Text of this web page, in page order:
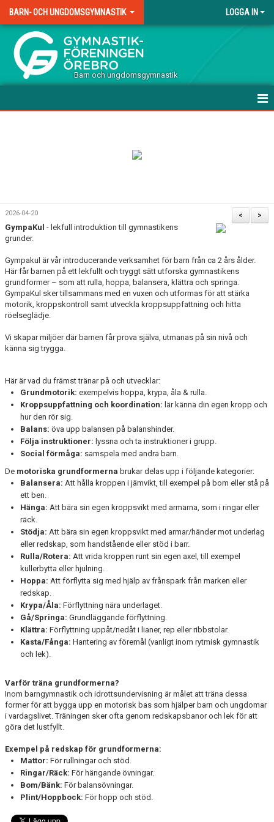
BARN- OCH UNGDOMSGYMNASTIK LOGGA IN
.
Barn och ungdomsgymnastik
KONTAKT
>
<
2026-04-20
GympaKul - lekfull introduktion till gymnastikens
grunder.
Gympakul är vår introducerande verksamhet för barn från ca 2 års ålder.
Här får barnen på ett lekfullt och tryggt sätt utforska gymnastikens
grundformer – som att rulla, hoppa, balansera, klättra och springa.
GympaKul sker tillsammans med en vuxen och utformas för att stärka
motorik, kroppskontroll samt utveckla kroppsuppfattning och hitta
röelseglädje.
Vi skapar miljöer där barnen får prova själva, utmanas på sin nivå och
känna sig trygga.
Här är vad du främst tränar på och utvecklar:
Grundmotorik: exempelvis hoppa, krypa, åla & rulla.
Kroppsuppfattning och koordination: lär känna din egen kropp och
hur den rör sig.
Balans: öva upp balansen på balanshinder.
Följa instruktioner: lyssna och ta instruktioner i grupp.
Social förmåga: samspela med andra barn.
De motoriska grundformerna brukar delas upp i följande kategorier:
Balansera: Att hålla kroppen i jämvikt, till exempel på bom eller stå på
ett ben.
Hänga: Att bära sin egen kroppsvikt med armarna, som i ringar eller
räck.
Stödja: Att bära sin egen kroppsvikt med armar/händer mot underlag
eller redskap, som handstående eller stöd i barr.
Rulla/Rotera: Att vrida kroppen runt sin egen axel, till exempel
kullerbytta eller hjulning.
Hoppa: Att förflytta sig med hjälp av frånspark från marken eller
redskap.
Krypa/Åla: Förflyttning nära underlaget.
Gå/Springa: Grundläggande förflyttning.
Klättra: Förflyttning uppåt/nedåt i lianer, rep eller ribbstolar.
Kasta/Fånga: Hantering av föremål (vanligt inom rytmisk gymnastik
och lek).
Varför träna grundformerna?
Inom barngymnastik och idrottsundervisning är målet att träna dessa
former för att bygga upp en motorisk bas som hjälper barn och ungdomar
i vardagslivet. Träningen sker ofta genom redskapsbanor och lek för att
göra det lustfyllt.
Exempel på redskap för grundformerna:
Mattor: För rullningar och stöd.
Ringar/Räck: För hängande övningar.
Bom/Bänk: För balansövningar.
Plint/Hoppbock: För hopp och stöd.